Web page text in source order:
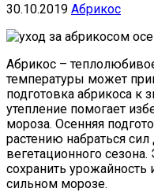
30.10.2019 Абрикос
Абрикос –
температуры может
подготовка абрикоса к
утепление помогает
мороза. Осенняя
растению набраться
вегетационного
сохранить урожайность
сильном морозе.